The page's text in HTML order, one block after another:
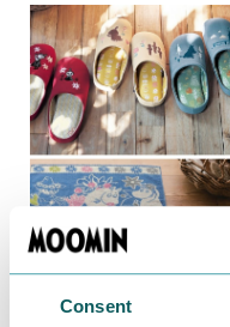
Consent